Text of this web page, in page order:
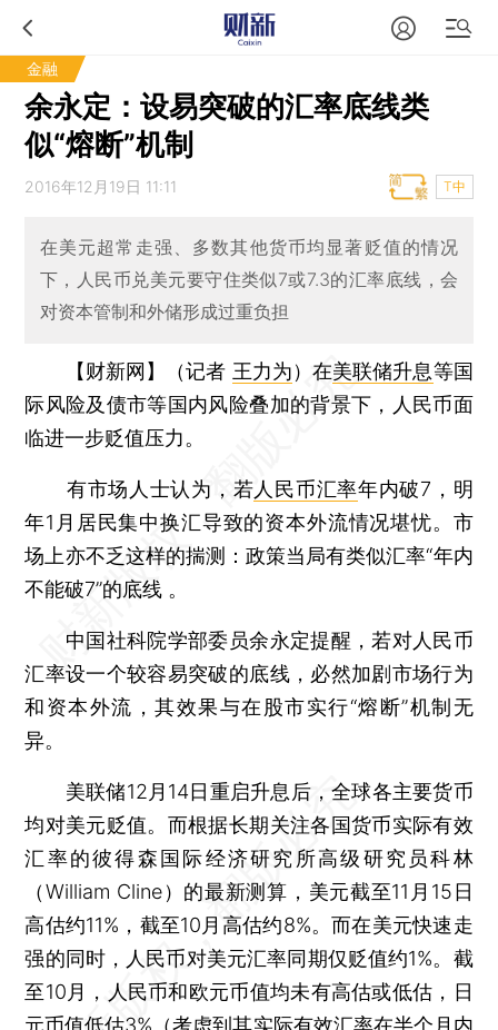
金融
余永定：设易突破的汇率底线类
似“熔断”机制
2016年12月19日 11:11 T中
在美元超常走强、多数其他货币均显著贬值的情况
下，人民币兑美元要守住类似7或7.3的汇率底线，会
对资本管制和外储形成过重负担
【财新网】（记者 王力为） 在美联储升息等国
际风险及债市等国内风险叠加的背景下，人民币面
临进一步贬值压力。
有市场人士认为，若人民币汇率年内破7，明
年1月居民集中换汇导致的资本外流情况堪忧。市
场上亦不乏这样的揣测：政策当局有类似汇率“年内
不能破7”的底线 。
中国社科院学部委员余永定提醒，若对人民币
汇率设一个较容易突破的底线，必然加剧市场行为
和资本外流，其效果与在股市实行“熔断”机制无
异。
美联储12月14日重启升息后，全球各主要货币
均对美元贬值。而根据长期关注各国货币实际有效
汇率的彼得森国际经济研究所高级研究员科林
（William Cline）的最新测算，美元截至11月15日
高估约11%，截至10月高估约8%。而在美元快速走
强的同时，人民币对美元汇率同期仅贬值约1%。截
至10月，人民币和欧元币值均未有高估或低估，日
元币值低估3%（考虑到其实际有效汇率在半个月内